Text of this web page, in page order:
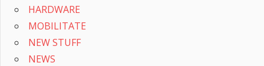
HARDWARE
MOBILITATE
NEW STUFF
NEWS